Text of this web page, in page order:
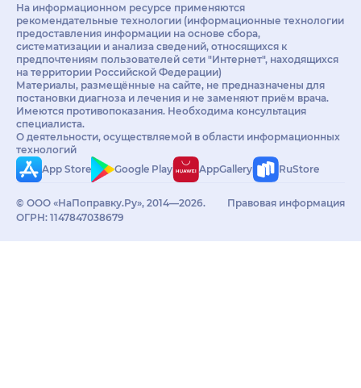
На информационном ресурсе применяются
рекомендательные технологии (информационные технологии
предоставления информации на основе сбора,
систематизации и анализа сведений, относящихся к
предпочтениям пользователей сети "Интернет", находящихся
на территории Российской Федерации)
Материалы, размещённые на сайте, не предназначены для
постановки диагноза и лечения и не заменяют приём врача.
Имеются противопоказания. Необходима консультация
специалиста.
О деятельности, осуществляемой в области информационных
технологий
App Store
Google Play AppGallery RuStore
© ООО «НаПоправку.Ру», 2014—2026.
ОГРН: 1147847038679
Правовая информация